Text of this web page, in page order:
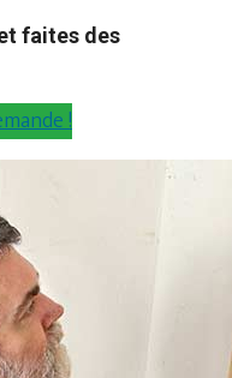
faites des
!